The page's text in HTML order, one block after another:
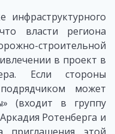
власти региона
строительной
в проект в
Если стороны
может
(входит в группу
Ротенберга и